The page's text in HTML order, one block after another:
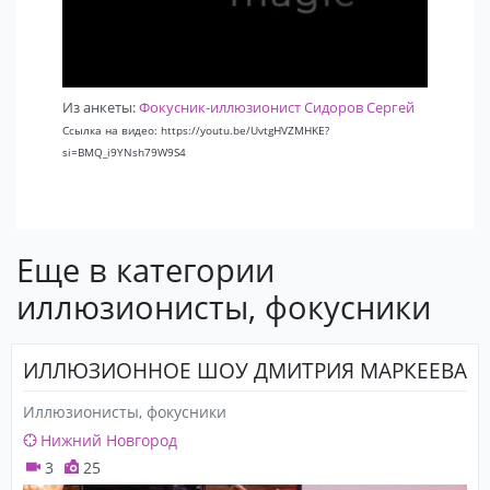
Из анкеты:Фокусник-иллюзионист Сидоров Сергей
Ссылка на видео: https://youtu.be/UvtgHVZMHKE?
si=BMQ_i9YNsh79W9S4
Еще в категории
иллюзионисты, фокусники
ИЛЛЮЗИОННОЕ ШОУ ДМИТРИЯ МАРКЕЕВА
Иллюзионисты, фокусники
Нижний Новгород
3
25